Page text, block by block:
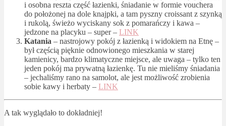
i osobna reszta część łazienki, śniadanie w formie vouchera
do położonej na dole knajpki, a tam pyszny croissant z szynką
i rukolą, świeżo wyciskany sok z pomarańczy i kawa –
jedzone na placyku – super – LINK
Katania – nastrojowy pokój z łazienką i widokiem na Etnę –
był częścią pięknie odnowionego mieszkania w starej
kamienicy, bardzo klimatyczne miejsce, ale uwaga – tylko ten
jeden pokój ma prywatną łazienkę. Tu nie mieliśmy śniadania
– jechaliśmy rano na samolot, ale jest możliwość zrobienia
sobie kawy i herbaty – LINK
A tak wyglądało to dokładniej!